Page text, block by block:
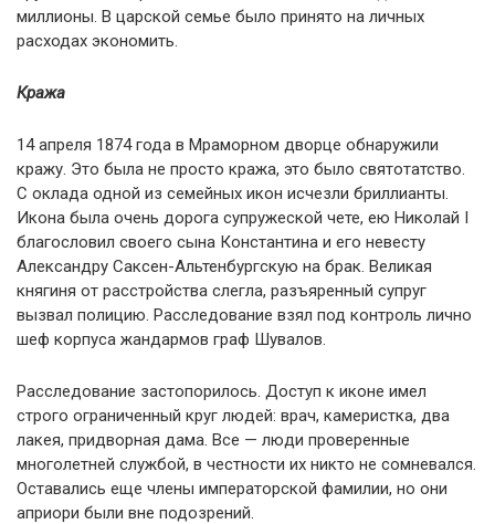
миллионы. В царской семье было принято на личных
расходах экономить.
Кража
14 апреля 1874 года в Мраморном дворце обнаружили
кражу. Это была не просто кража, это было святотатство.
С оклада одной из семейных икон исчезли бриллианты.
Икона была очень дорога супружеской чете, ею Николай I
благословил своего сына Константина и его невесту
Александру Саксен-Альтенбургскую на брак. Великая
княгиня от расстройства слегла, разъяренный супруг
вызвал полицию. Расследование взял под контроль лично
шеф корпуса жандармов граф Шувалов.
Расследование застопорилось. Доступ к иконе имел
строго ограниченный круг людей: врач, камеристка, два
лакея, придворная дама. Все — люди проверенные
многолетней службой, в честности их никто не сомневался.
Оставались еще члены императорской фамилии, но они
априори были вне подозрений.